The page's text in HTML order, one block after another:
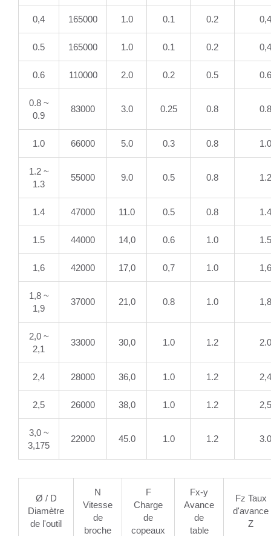
0,4 165000 1.0 0.1 0.2 0,4
0.5 165000 1.0 0.1 0.2 0,4
0.6 110000 2.0 0.2 0.5 0.6
0.8 ~
0.9
83000 3.0 0.25 0.8 0.8
1.0 66000 5.0 0.3 0.8 1.0
1.2 ~
1.3
55000 9.0 0.5 0.8 1.2
1.4 47000 11.0 0.5 0.8 1.4
1.5 44000 14,0 0.6 1.0 1.5
1,6 42000 17,0 0,7 1.0 1,6
1,8 ~
1,9
37000 21,0 0.8 1.0 1,8
2,0 ~
2,1
33000 30,0 1.0 1.2 2.0
2,4 28000 36,0 1.0 1.2 2,4
2,5 26000 38,0 1.0 1.2 2,5
3,0 ~
3,175
22000 45.0 1.0 1.2 3.0
Ø / D
Diamètre
de l'outil
N
Vitesse
de
broche
F
Charge
de
copeaux
Fx-y
Avance
de
table
Fz Taux
d'avance
Z